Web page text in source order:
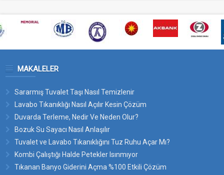
MAKALELER
Sararmış Tuvalet Taşı Nasıl Temizlenir
Lavabo Tıkanıklığı Nasıl Açılır Kesin Çözüm
Duvarda Terleme, Nedir Ve Neden Olur?
Bozuk Su Sayacı Nasıl Anlaşılır
Tuvalet ve Lavabo Tıkanıklığını Tuz Ruhu Açar Mı?
Kombi Çalıştığı Halde Petekler Isınmıyor
Tıkanan Banyo Giderini Açma %100 Etkili Çözüm